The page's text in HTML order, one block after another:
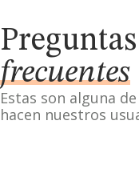
Preguntas
frecuentes
Estas son alguna
hacen nuestros